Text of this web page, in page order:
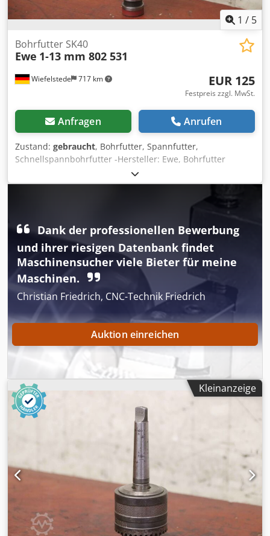
1 / 5
Wiefelstede 717 km
Bohrfutter SK40
Ewe 1-13 mm 802 531
EUR 125
Festpreis zzgl. MwSt.
Anfragen Anrufen
Zustand: gebraucht, Bohrfutter, Spannfutter,
Schnellspannbohrfutter -Hersteller: Ewe, Bohrfutter
Schnellspannbohrfutter SK40 -Typ: 802 531 -Spannbereich:
1-13 mm -Anzahl; 2x Bohrfutter vorhanden -Preis: pro
Stück -Abmessung: Ø 63 x 180 mm Chodpfx Ahet Had
Dank der professionellen Bewerbung
und ihrer riesigen Datenbank findet
Maschinensucher viele Bieter für meine
Maschinen.
Christian Friedrich, CNC-Technik Friedrich
Auktion einreichen
Kleinanzeige